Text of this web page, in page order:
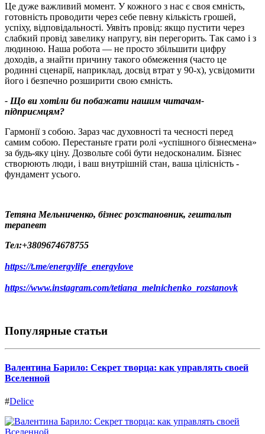
Це дуже важливий момент. У кожного з нас є своя ємність,
готовність проводити через себе певну кількість грошей,
успіху, відповідальності. Уявіть провід: якщо пустити через
слабкий провід завелику напругу, він перегорить. Так само і з
людиною. Наша робота — не просто збільшити цифру
доходів, а знайти причину такого обмеження (часто це
родинні сценарії, наприклад, досвід втрат у 90-х), усвідомити
його і безпечно розширити свою ємність.
- Що ви хотіли би побажати нашим читачам-
підприємцям?
Гармонії з собою. Зараз час духовності та чесності перед
самим собою. Перестаньте грати ролі «успішного бізнесмена»
за будь-яку ціну. Дозвольте собі бути недосконалим. Бізнес
створюють люди, і ваш внутрішній стан, ваша цілісність -
фундамент усього.
Тетяна Мельниченко, бізнес розстановник, гештальт
терапевт
Тел:+3809674678755
https://t.me/energylife_energylove
https://www.instagram.com/tetiana_melnichenko_rozstanovk
Популярные статьи
Валентина Барило: Секрет творца: как управлять своей
Вселенной
#Delice